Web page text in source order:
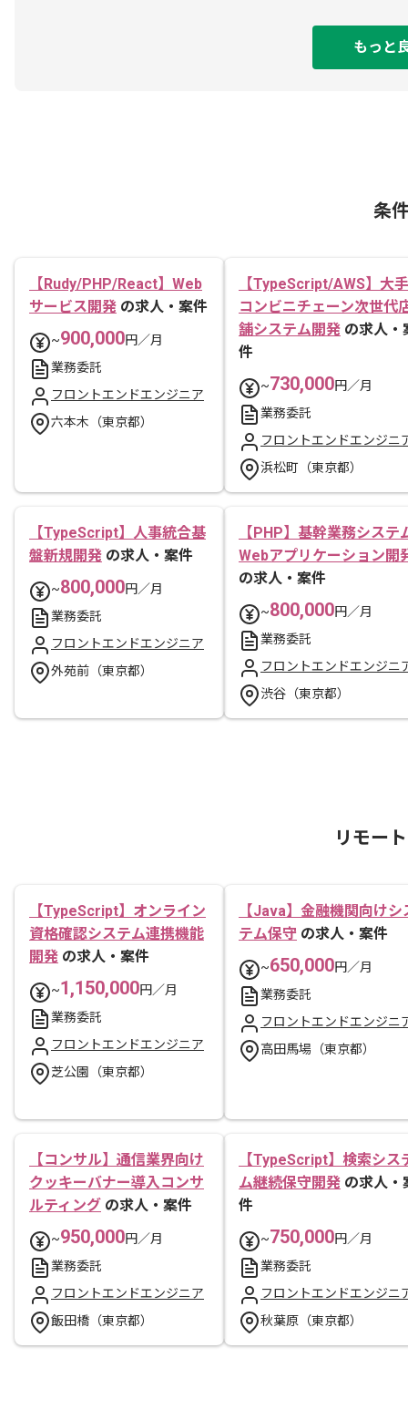
もっと
条
【Rudy/PHP/React】Web
サービス開発 の求人・案件
~900,000円／月
業務委託
フロントエンドエンジニア
六本木（東京都）
【TypeScript/AWS】大手
コンビニチェーン次世代
舗システム開発 の求人・
件
~730,000円／月
業務委託
フロントエンドエンジニ
浜松町（東京都）
【TypeScript】人事統合基
盤新規開発 の求人・案件
~800,000円／月
業務委託
フロントエンドエンジニア
外苑前（東京都）
【PHP】基幹業務システ
Webアプリケーション開
の求人・案件
~800,000円／月
業務委託
フロントエンドエンジニ
渋谷（東京都）
リモー
【TypeScript】オンライン
資格確認システム連携機能
開発 の求人・案件
~1,150,000円／月
業務委託
フロントエンドエンジニア
芝公園（東京都）
【Java】金融機関向けシ
テム保守 の求人・案件
~650,000円／月
業務委託
フロントエンドエンジニ
高田馬場（東京都）
【コンサル】通信業界向け
クッキーバナー導入コンサ
ルティング の求人・案件
~950,000円／月
業務委託
フロントエンドエンジニア
飯田橋（東京都）
【TypeScript】検索シス
ム継続保守開発 の求人・
件
~750,000円／月
業務委託
フロントエンドエンジニ
秋葉原（東京都）